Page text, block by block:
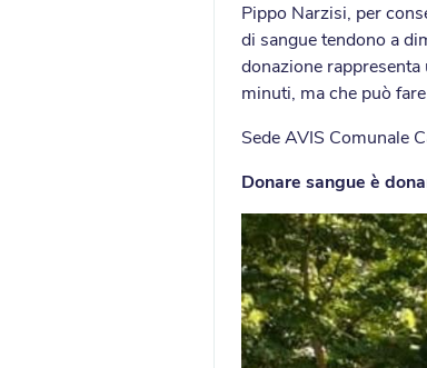
Pippo Narzisi, per
di sangue tendono a
donazione
minuti, ma che può
Sede AVIS Comunale
Donare sangue è